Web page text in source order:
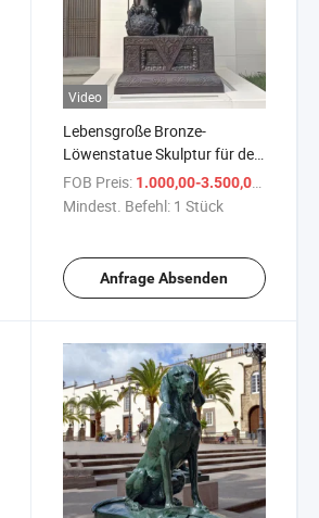
Video
Lebensgroße Bronze-
Löwenstatue Skulptur für den
Außenbereich
FOB Preis: 1.000,00-3.500,00 $
Mindest. Befehl: 1 Stück
Anfrage Absenden